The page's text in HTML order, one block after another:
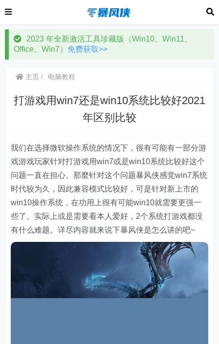
2023 年全新激活工具珍藏版（Win10、Win11、
Office、Win7） 免费获取>>
主页 电脑教程
打游戏用win7还是win10系统比较好2021
年区别比较
我们在选择微软操作系统的情况下，很有可能有一部分游
戏游戏玩家针对打游戏用win7或是win10系统比较好这个
问题一直在担心。那麼针对这个问题暴风侠感觉win7系统
时代较为久，因此兼容模式比较好，可是针对新上市的
win10操作系统，在功用上很有可能win10就需要更强一
些了。实际上或是需要看本人爱好，2个系统打游戏都没
有什么难题。详尽内容就来说下暴风侠是怎么讲的吧~